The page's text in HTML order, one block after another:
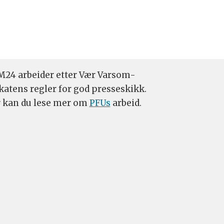
arbeider etter Vær Varsom-
regler for god presseskikk.
kan du lese mer omPFUs arbeid.